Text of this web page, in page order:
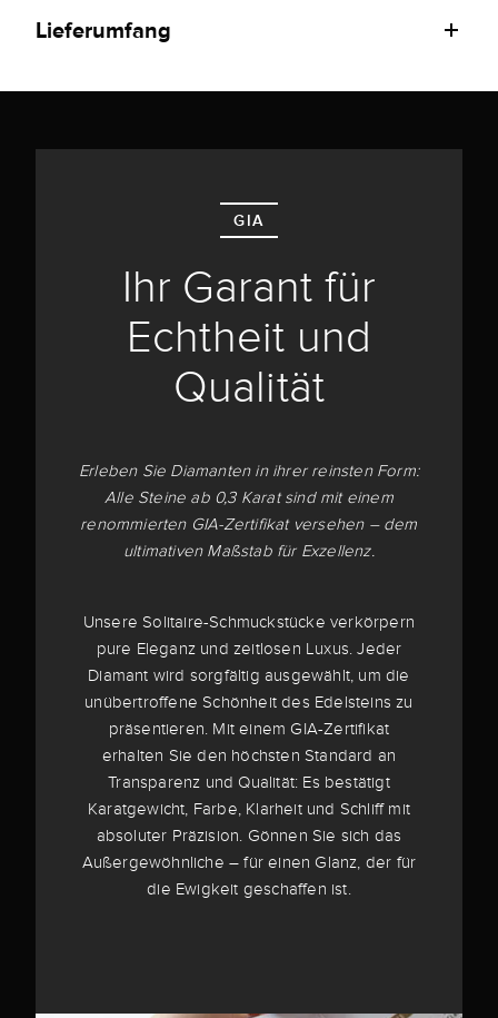
Lieferumfang
GIA
Ihr Garant für
Echtheit und
Qualität
Erleben Sie Diamanten in ihrer reinsten Form:
Alle Steine ab 0,3 Karat sind mit einem
renommierten GIA-Zertifikat versehen – dem
ultimativen Maßstab für Exzellenz.
Unsere Solitaire-Schmuckstücke verkörpern
pure Eleganz und zeitlosen Luxus. Jeder
Diamant wird sorgfältig ausgewählt, um die
unübertroffene Schönheit des Edelsteins zu
präsentieren. Mit einem GIA-Zertifikat
erhalten Sie den höchsten Standard an
Transparenz und Qualität: Es bestätigt
Karatgewicht, Farbe, Klarheit und Schliff mit
absoluter Präzision. Gönnen Sie sich das
Außergewöhnliche – für einen Glanz, der für
die Ewigkeit geschaffen ist.